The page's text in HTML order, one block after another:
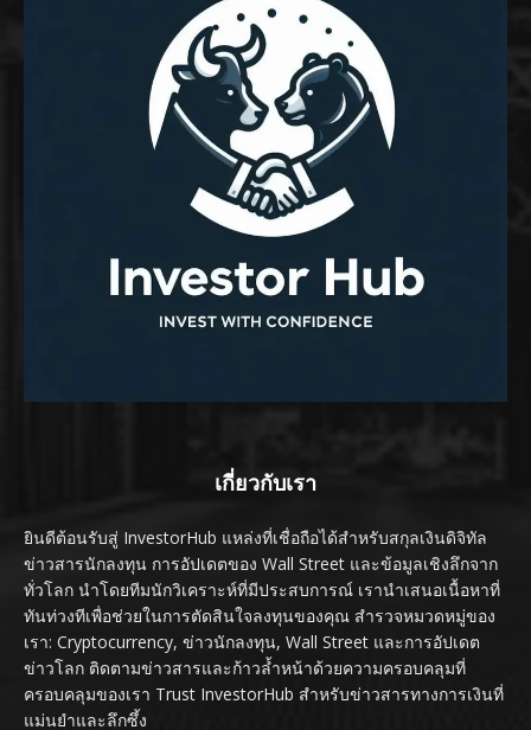
เกี่ยวกับเรา
ยินดีต้อนรับสู่ InvestorHub แหล่งที่เชื่อถือได้สำหรับสกุลเงินดิจิทัล
ข่าวสารนักลงทุน การอัปเดตของ Wall Street และข้อมูลเชิงลึกจาก
ทั่วโลก นำโดยทีมนักวิเคราะห์ที่มีประสบการณ์ เรานำเสนอเนื้อหาที่
ทันท่วงทีเพื่อช่วยในการตัดสินใจลงทุนของคุณ สำรวจหมวดหมู่ของ
เรา: Cryptocurrency, ข่าวนักลงทุน, Wall Street และการอัปเดต
ข่าวโลก ติดตามข่าวสารและก้าวล้ำหน้าด้วยความครอบคลุมที่
ครอบคลุมของเรา Trust InvestorHub สำหรับข่าวสารทางการเงินที่
แม่นยำและลึกซึ้ง